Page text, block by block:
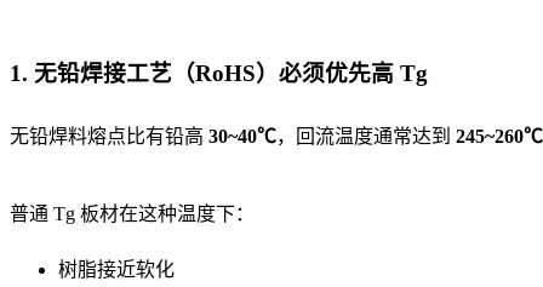
1. 无铅焊接工艺（RoHS）必须优先高 Tg
无铅焊料熔点比有铅高 30~40℃，回流温度通常达到 245~260℃
普通 Tg 板材在这种温度下：
树脂接近软化